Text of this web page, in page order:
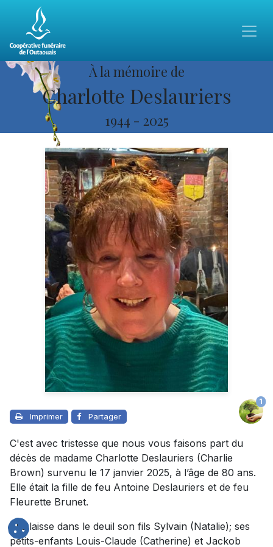
À la mémoire de
Charlotte Deslauriers
1944 - 2025
Imprimer Partager
1
C'est avec tristesse que nous vous faisons part du
décès de madame Charlotte Deslauriers (Charlie
Brown) survenu le 17 janvier 2025, à l’âge de 80 ans.
Elle était la fille de feu Antoine Deslauriers et de feu
Fleurette Brunet.
Elle laisse dans le deuil son fils Sylvain (Natalie); ses
petits-enfants Louis-Claude (Catherine) et Jackob